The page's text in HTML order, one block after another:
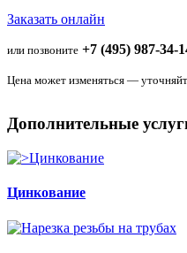
Заказать онлайн
или позвоните +7 (495) 987-34-
Цена может изменяться —
Дополнительные
Цинкование